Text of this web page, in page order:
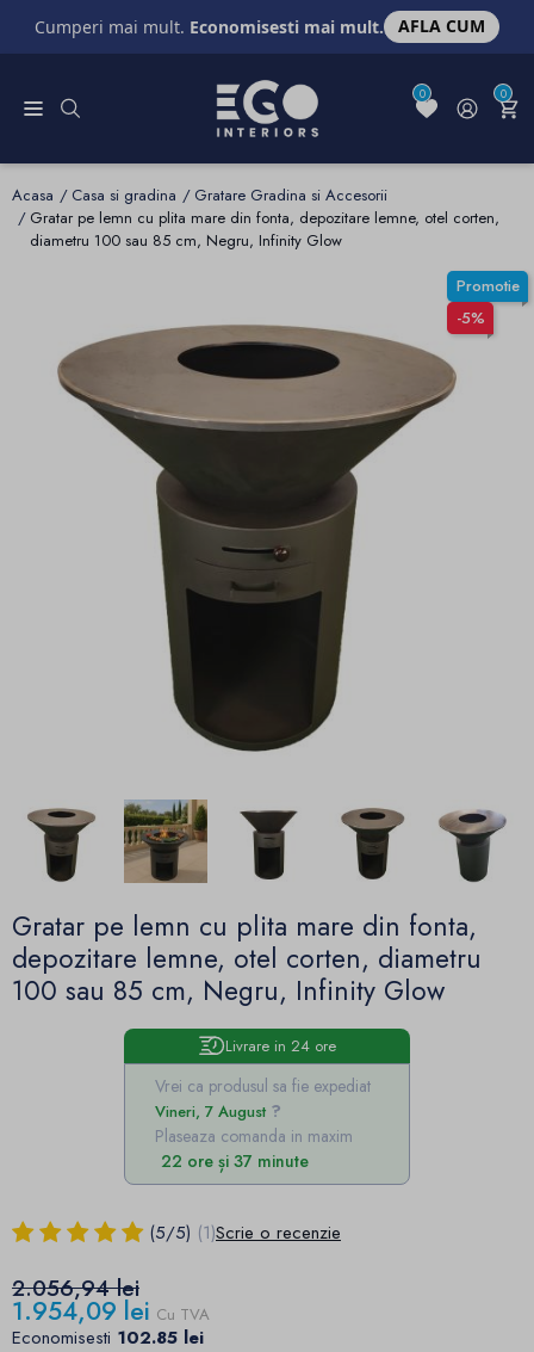
Cumperi mai mult. Economisesti mai mult. AFLA CUM
0 0
Acasa Casa si gradina
Gratare Gradina si Accesorii
Gratar pe lemn cu plita mare din fonta, depozitare lemne, otel corten,
diametru 100 sau 85 cm, Negru, Infinity Glow
Promotie
-5%
Gratar pe lemn cu plita mare din fonta,
depozitare lemne, otel corten, diametru
100 sau 85 cm, Negru, Infinity Glow
Livrare in 24 ore
Vrei ca produsul sa fie expediat
Vineri, 7 August
Plaseaza comanda in maxim
22 ore și 37 minute
(5/5) (1)Scrie o recenzie
2.056,94 lei
1.954,09 lei Cu TVA
Economisesti 102.85 lei